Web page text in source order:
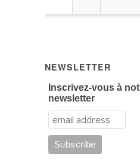
NEWSLETTER
Inscrivez-vous à
newsletter